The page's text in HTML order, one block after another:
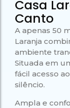
Paradisíacas
do
Acaiá
Lagoa
Azul de
Escuna
no
de
Gruta
do
Acaiá
Lagoa
Azul de
Escuna
no
Céu
de
Ilha
Casa
Canto
A apenas 50
Laranja
ambiente
Situada em
fácil acesso
silêncio.
Ampla e